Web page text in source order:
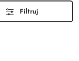
Filtruj